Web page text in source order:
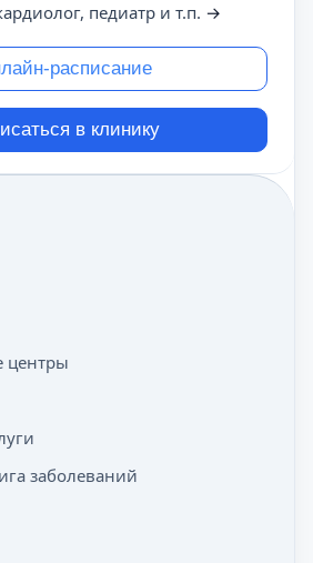
педиатр и т.п. →
расписание
в клинику
центры
заболеваний